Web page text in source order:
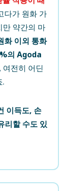
다가 원화 가
만 약간의 마
화 이외 통화
의 Agoda
전히 어딘
.
이득도, 손
리할 수도 있